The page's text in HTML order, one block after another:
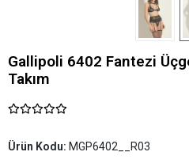
Gallipoli 6402 Fantezi
Takım
Ürün Kodu: MGP6402__R03